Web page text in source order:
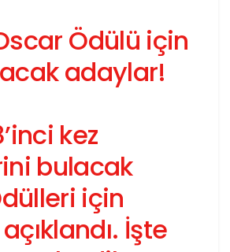
kez
bulacak
için
İşte